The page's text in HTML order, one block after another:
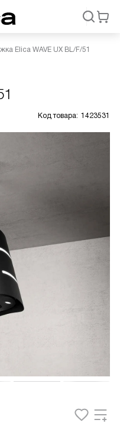
Elica WAVE UX BL/F/51
Код товара: 1423531